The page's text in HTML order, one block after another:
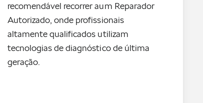
recomendável recorrer aum Reparador
Autorizado, onde profissionais
altamente qualificados utilizam
tecnologias de diagnóstico de última
geração.